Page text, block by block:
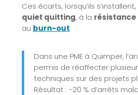
Ces écarts, lorsqu’ils
quiet quitting, à la résistance
au burn-out.
Dans une PME à Quimper,
permis de réaffecter
techniques sur des projets
Résultat : -20 % d’arrêts